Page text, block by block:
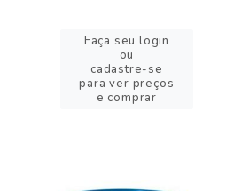
Faça seu login
ou
cadastre-se
para ver preços
e comprar